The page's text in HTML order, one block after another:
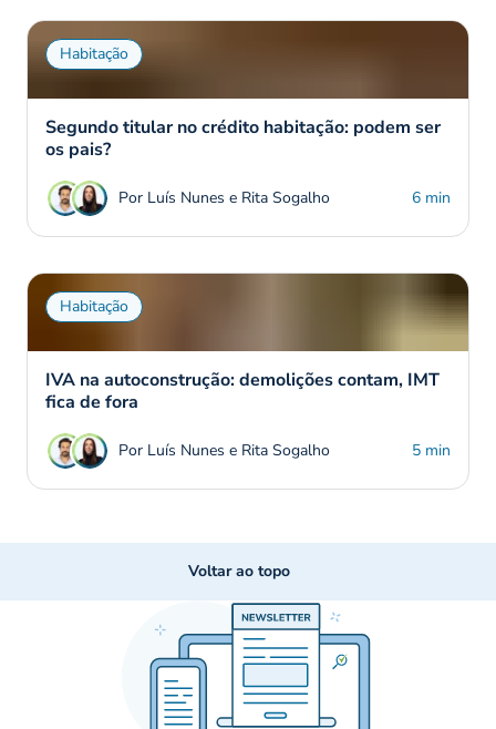
Habitação
Segundo titular no crédito habitação: podem ser
os pais?
Por Luís Nunes e Rita Sogalho 6 min
Habitação
IVA na autoconstrução: demolições contam, IMT
fica de fora
Por Luís Nunes e Rita Sogalho 5 min
Voltar ao topo